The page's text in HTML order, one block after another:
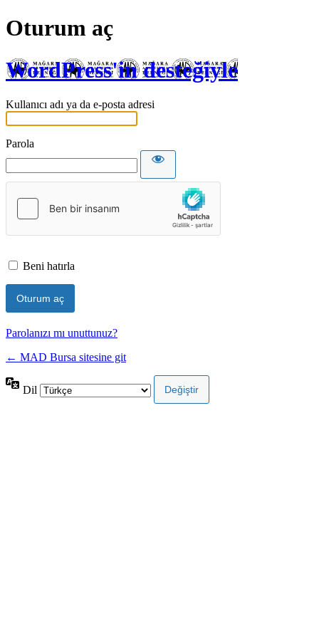
Oturum aç
WordPress'in desteğiyle
Kullanıcı adı ya da e-posta adresi
Parola
Beni hatırla
Parolanızı mı unuttunuz?
← MAD Bursa sitesine git
Dil